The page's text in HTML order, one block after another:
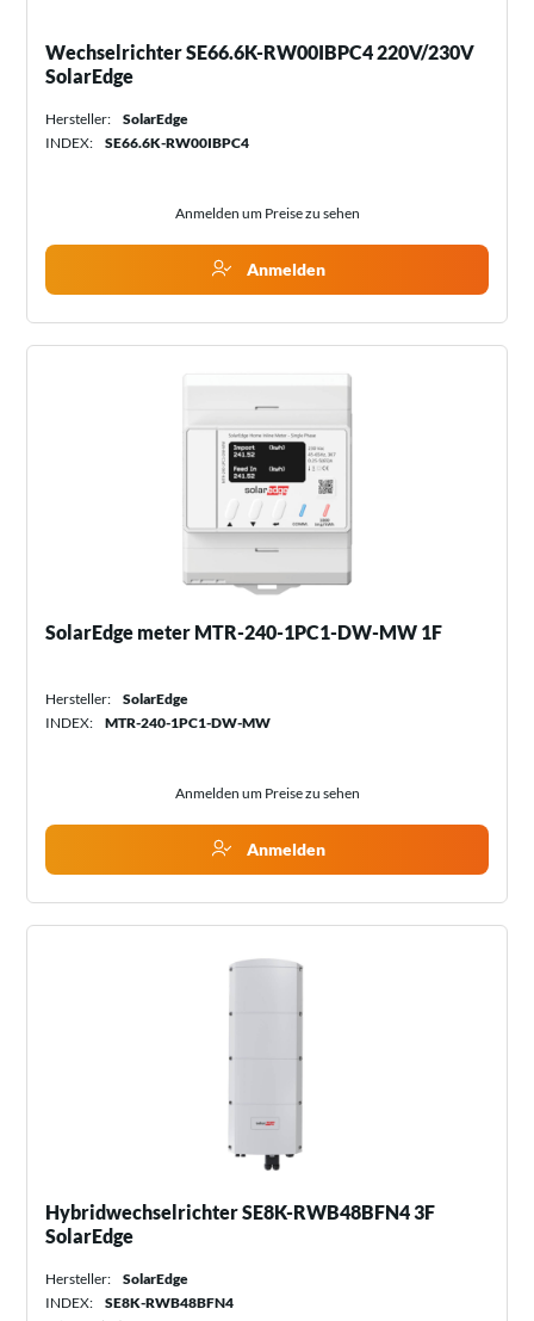
Wechselrichter SE66.6K-RW00IBPC4 220V/230V
SolarEdge
Hersteller:
SolarEdge
INDEX:
SE66.6K-RW00IBPC4
Anmelden um Preise zu sehen
Anmelden
SolarEdge meter MTR-240-1PC1-DW-MW 1F
Hersteller:
SolarEdge
INDEX:
MTR-240-1PC1-DW-MW
Anmelden um Preise zu sehen
Anmelden
Hybridwechselrichter SE8K-RWB48BFN4 3F
SolarEdge
Hersteller:
SolarEdge
INDEX:
SE8K-RWB48BFN4